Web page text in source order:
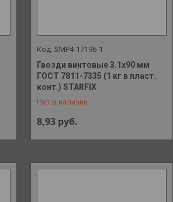
SMP4-17196-1
Гвозди винтовые 3.1х90 мм
ГОСТ 7811-7335 (1 кг в пласт.
конт.) STARFIX
Нет в наличии
8,93 руб.
+375 (29) 648-41-90